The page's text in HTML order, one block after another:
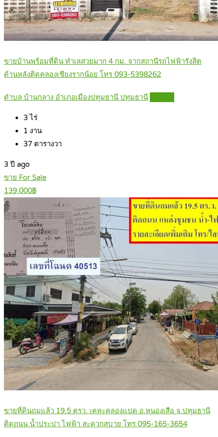
ขายบ้านพร้อมที่ดิน ทำเลสวยมาก 4 กม. จากสถานีรถไฟฟ้ารังสิต
ด้านหลังติดคลองเชียงรากน้อย โทร 093-5398262
ตำบล บ้านกลาง อำเภอเมืองปทุมธานี ปทุมธานี
3 ไร่
1 งาน
37 ตารางวา
3 ปี ago
ขาย For Sale
139,000฿
ขายที่ดินถมแล้ว 19.5 ตรว. เคหะคลองแปด อ.หนองเสือ จ.ปทุมธานี
ติดถนน น้ำประปา ไฟฟ้า สะดวกสบาย โทร 095-165-3654